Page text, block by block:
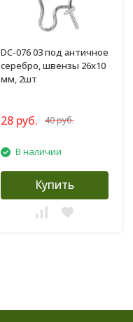
DC-076 03 под античное
серебро, швензы 26х10
мм, 2шт
28 руб. 40 руб.
В наличии
Купить